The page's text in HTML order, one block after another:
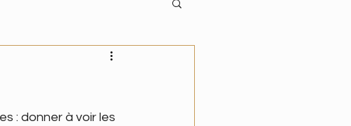
: donner à voir les